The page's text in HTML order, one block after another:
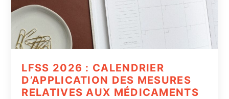
LFSS 2026 : CALENDRIER
D’APPLICATION DES MESURES
RELATIVES AUX MÉDICAMENTS